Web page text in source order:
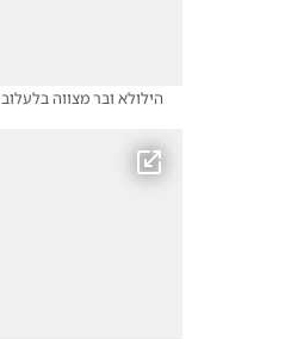
הילולא ובר מצווה בלעלוב